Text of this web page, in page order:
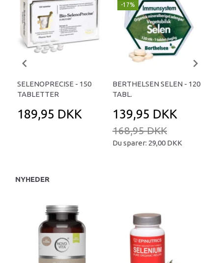
SELENOPRECISE - 150
TABLETTER
189,95 DKK
-17%
BERTHELSEN SELEN - 120
TABL.
139,95 DKK
168,95 DKK
Du sparer: 29,00 DKK
NYHEDER